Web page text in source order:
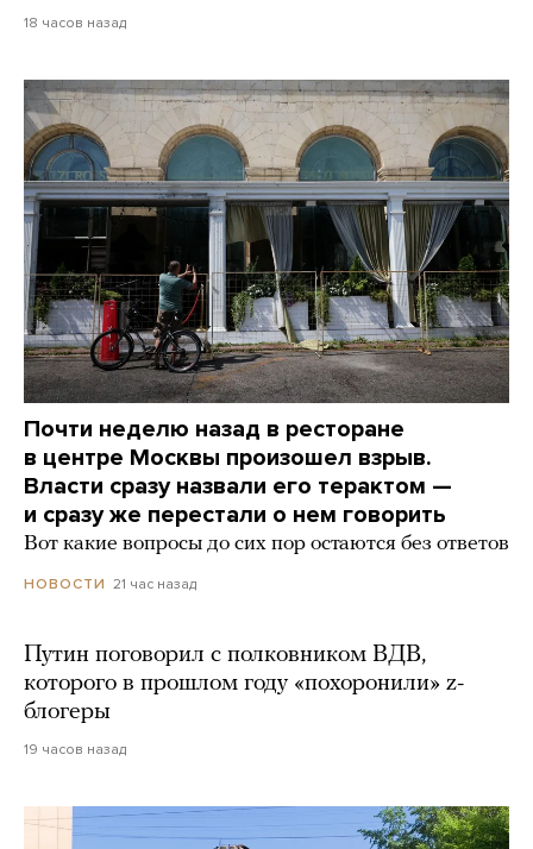
18 часов назад
Почти неделю назад в ресторане
в центре Москвы произошел взрыв.
Власти сразу назвали его терактом —
и сразу же перестали о нем говорить
Вот какие вопросы до сих пор остаются без ответов
НОВОСТИ 21 час назад
Путин поговорил с полковником ВДВ,
которого в прошлом году «похоронили» z-
блогеры
19 часов назад